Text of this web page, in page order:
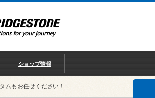
ショップ情報
ムもお任せください！